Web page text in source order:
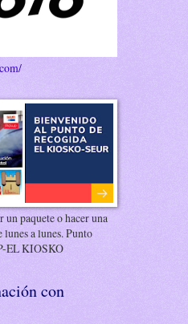
un paquete o hacer una
a lunes. Punto
EL KIOSKO
con